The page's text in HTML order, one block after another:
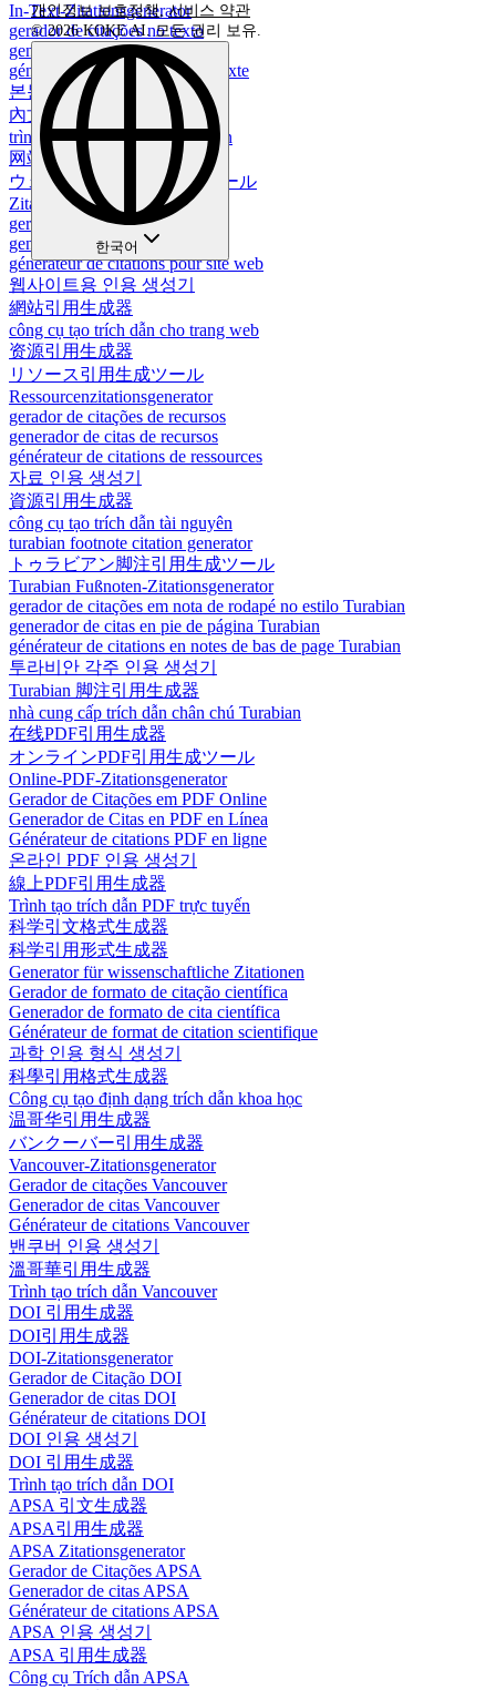
In-Text-Zitationsgenerator
gerador de citações no texto
generador de citas en el texto
générateur de citation dans le texte
본문 인용 생성기
內文引用生成器
trình tạo trích dẫn trong văn bản
网站引用生成器
ウェブサイト用引用生成ツール
Zitationsgenerator für Websites
gerador de citações para site
generador de citas para website
générateur de citations pour site web
웹사이트용 인용 생성기
網站引用生成器
công cụ tạo trích dẫn cho trang web
资源引用生成器
リソース引用生成ツール
Ressourcenzitationsgenerator
gerador de citações de recursos
generador de citas de recursos
générateur de citations de ressources
자료 인용 생성기
資源引用生成器
công cụ tạo trích dẫn tài nguyên
turabian footnote citation generator
トゥラビアン脚注引用生成ツール
Turabian Fußnoten-Zitationsgenerator
gerador de citações em nota de rodapé no estilo Turabian
generador de citas en pie de página Turabian
générateur de citations en notes de bas de page Turabian
투라비안 각주 인용 생성기
Turabian 脚注引用生成器
nhà cung cấp trích dẫn chân chú Turabian
在线PDF引用生成器
オンラインPDF引用生成ツール
Online-PDF-Zitationsgenerator
Gerador de Citações em PDF Online
Generador de Citas en PDF en Línea
Générateur de citations PDF en ligne
온라인 PDF 인용 생성기
線上PDF引用生成器
Trình tạo trích dẫn PDF trực tuyến
科学引文格式生成器
科学引用形式生成器
Generator für wissenschaftliche Zitationen
Gerador de formato de citação científica
Generador de formato de cita científica
Générateur de format de citation scientifique
과학 인용 형식 생성기
科學引用格式生成器
Công cụ tạo định dạng trích dẫn khoa học
温哥华引用生成器
バンクーバー引用生成器
Vancouver-Zitationsgenerator
Gerador de citações Vancouver
Generador de citas Vancouver
Générateur de citations Vancouver
밴쿠버 인용 생성기
溫哥華引用生成器
Trình tạo trích dẫn Vancouver
DOI 引用生成器
DOI引用生成器
DOI-Zitationsgenerator
Gerador de Citação DOI
Generador de citas DOI
Générateur de citations DOI
DOI 인용 생성기
DOI 引用生成器
Trình tạo trích dẫn DOI
APSA 引文生成器
APSA引用生成器
APSA Zitationsgenerator
Gerador de Citações APSA
Generador de citas APSA
Générateur de citations APSA
APSA 인용 생성기
APSA 引用生成器
Công cụ Trích dẫn APSA
개인정보 보호정책,서비스 약관
© 2026 KOKE AI. 모든 권리 보유.
한국어